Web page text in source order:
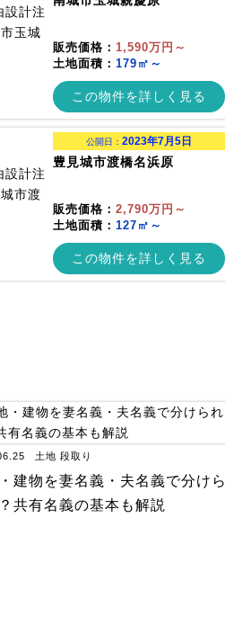
販売価格：1,590万円～
土地面積：179㎡～
この物件を詳しく見る
公開日：2023年7月5日
豊見城市渡橋名浜原
販売価格：2,790万円～
土地面積：127㎡～
この物件を詳しく見る
土地 段取り
建物を妻名義・夫名義で分けら
共有名義の基本も解説